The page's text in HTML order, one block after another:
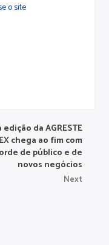
o site
da AGRESTE
chega ao fim com
de público e de
novos negócios
Next